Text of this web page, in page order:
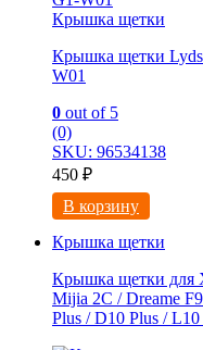
Крышка щетки
Крышка щетки
W01
0 out of 5
(0)
SKU: 96534138
450 ₽
В корзину
Крышка щетки
Крышка щетки для
Мijia 2C / Drеame
Рlus / D10 Рlus /